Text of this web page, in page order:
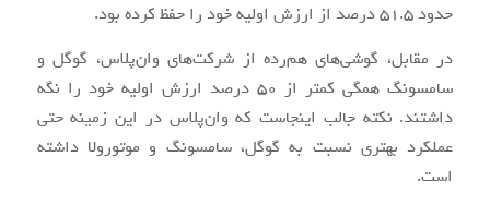
حدود 51.5 درصد از ارزش اولیه خود را حفظ کرده بود.
در مقابل، گوشی‌های هم‌رده از شرکت‌های وان‌پلاس، گوگل و
سامسونگ همگی کمتر از 50 درصد ارزش اولیه خود را نگه
داشتند. نکته جالب اینجاست که وان‌پلاس در این زمینه حتی
عملکرد بهتری نسبت به گوگل، سامسونگ و موتورولا داشته
است.